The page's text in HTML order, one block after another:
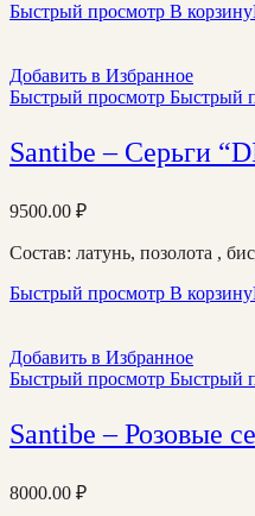
Быстрый просмотр В корзину
Добавить в Избранное
Быстрый просмотр Быстрый
Santibe – Серьги
9500.00 ₽
Состав: латунь, позолота ,
Быстрый просмотр В корзину
Добавить в Избранное
Быстрый просмотр Быстрый
8000.00 ₽